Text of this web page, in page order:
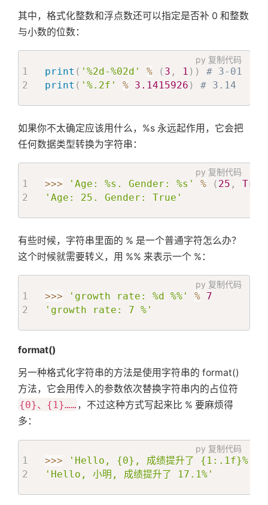
其中，格式化整数和浮点数还可以指定是否补 0 和整数
与小数的位数：
py 复制代码
print ( '%2d-%02d' % ( 3 , 1 ) )
# 3-01
print ( '%.2f' % 3.1415926 ) # 3.14
如果你不太确定应该用什么，%s 永远起作用，它会把
任何数据类型转换为字符串：
py 复制代码
>>> 'Age: %s. Gender: %s' % ( 25 , True
'Age: 25. Gender: True'
有些时候，字符串里面的 % 是一个普通字符怎么办？
这个时候就需要转义，用 %% 来表示一个 %：
py 复制代码
>>> 'growth rate: %d %%' % 7
'growth rate: 7 %'
format()
另一种格式化字符串的方法是使用字符串的 format()
方法，它会用传入的参数依次替换字符串内的占位符
{0}、{1}…… ，不过这种方式写起来比 % 要麻烦得
多：
py 复制代码
>>> 'Hello, {0}, 成绩提升了 {1:.1f}%'
'Hello, 小明, 成绩提升了 17.1%'